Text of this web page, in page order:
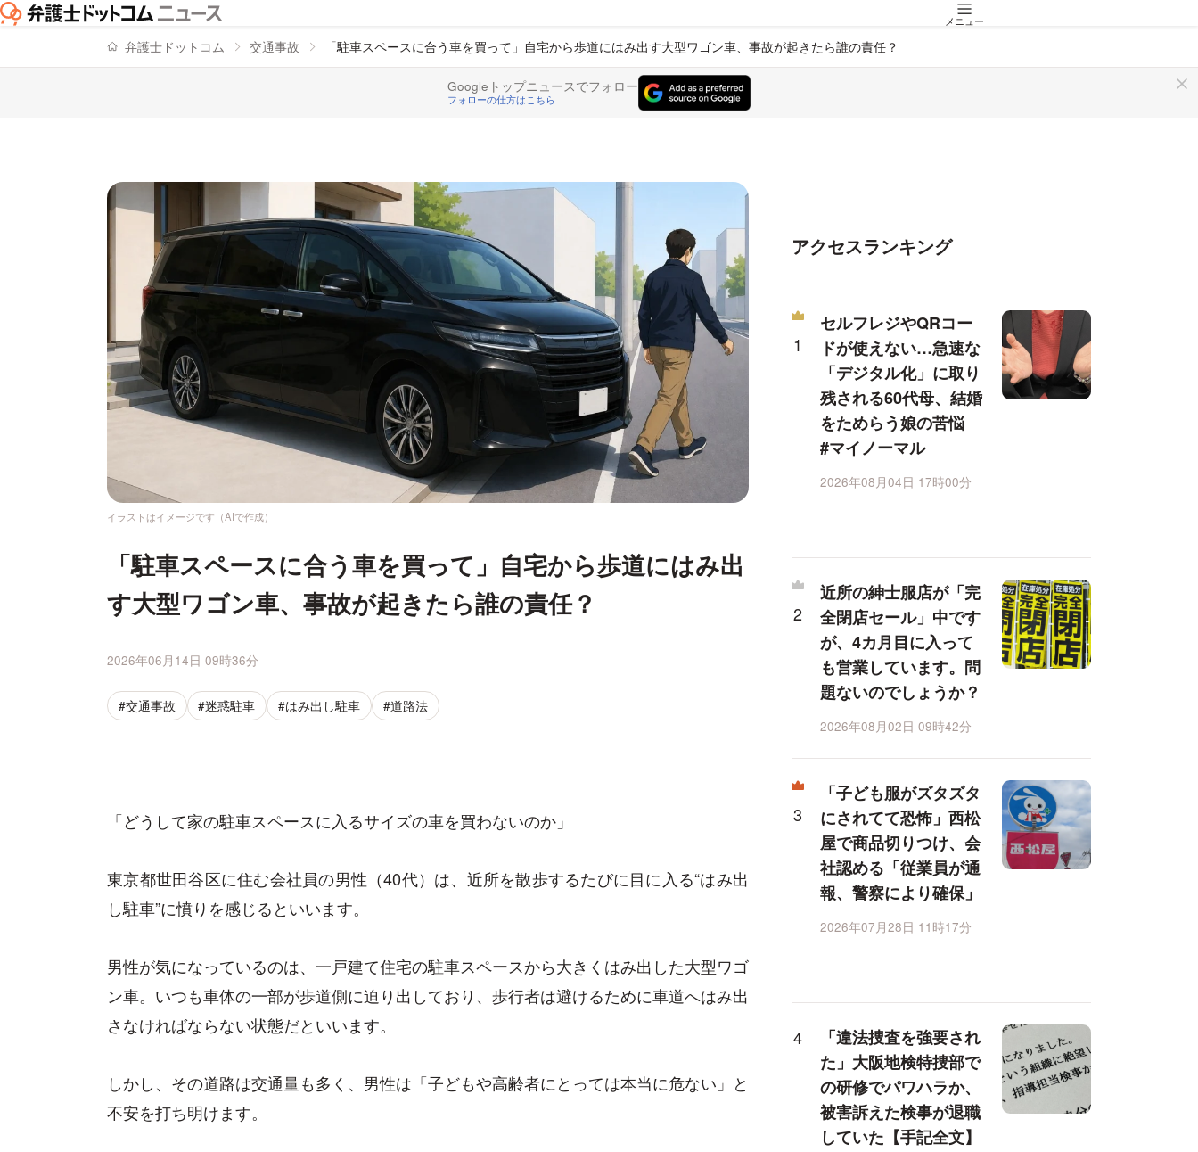
メニュー
弁護士ドットコム 交通事故 「駐車スペースに合う車を買って」自宅から歩道にはみ出す大型ワゴン車、事故が起きたら誰の責任？
Googleトップニュースでフォロー
フォローの仕方はこちら
イラストはイメージです（AIで作成）
「駐車スペースに合う車を買って」自宅から歩道にはみ出
す大型ワゴン車、事故が起きたら誰の責任？
2026年06月14日 09時36分
#交通事故 #迷惑駐車 #はみ出し駐車 #道路法
「どうして家の駐車スペースに入るサイズの車を買わないのか」
東京都世田谷区に住む会社員の男性（40代）は、近所を散歩するたびに目に入る“はみ出
し駐車”に憤りを感じるといいます。
男性が気になっているのは、一戸建て住宅の駐車スペースから大きくはみ出した大型ワゴ
ン車。いつも車体の一部が歩道側に迫り出しており、歩行者は避けるために車道へはみ出
さなければならない状態だといいます。
しかし、その道路は交通量も多く、男性は「子どもや高齢者にとっては本当に危ない」と
不安を打ち明けます。
アクセスランキング
セルフレジやQRコー
ドが使えない…急速な
「デジタル化」に取り
残される60代母、結婚
をためらう娘の苦悩
#マイノーマル
2026年08月04日 17時00分
近所の紳士服店が「完
全閉店セール」中です
が、4カ月目に入って
も営業しています。問
題ないのでしょうか？
2026年08月02日 09時42分
「子ども服がズタズタ
にされてて恐怖」西松
屋で商品切りつけ、会
社認める「従業員が通
報、警察により確保」
2026年07月28日 11時17分
「違法捜査を強要され
た」大阪地検特捜部で
の研修でパワハラか、
被害訴えた検事が退職
していた【手記全文】